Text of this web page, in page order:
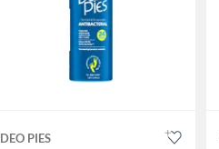
DEO PIES